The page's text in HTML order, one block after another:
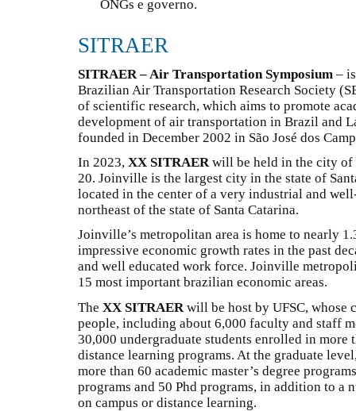
ONGs e governo.
SITRAER
SITRAER – Air Transportation Symposium –
Brazilian Air Transportation Research Society
of scientific research, which aims to promote
development of air transportation in Brazil and
founded in December 2002 in São José dos
In 2023, XX SITRAERwill be held in the city of
20. Joinville is the largest city in the state of
located in the center of a very industrial and
northeast of the state of Santa Catarina.
Joinville’s metropolitan area is home to nearly
impressive economic growth rates in the past
and well educated work force. Joinville
15 most important brazilian economic areas.
The XX SITRAER will be host by UFSC, whose
people, including about 6,000 faculty and staff
30,000 undergraduate students enrolled in more
distance learning programs. At the graduate
more than 60 academic master’s degree
programs and 50 Phd programs, in addition to a
on campus or distance learning.